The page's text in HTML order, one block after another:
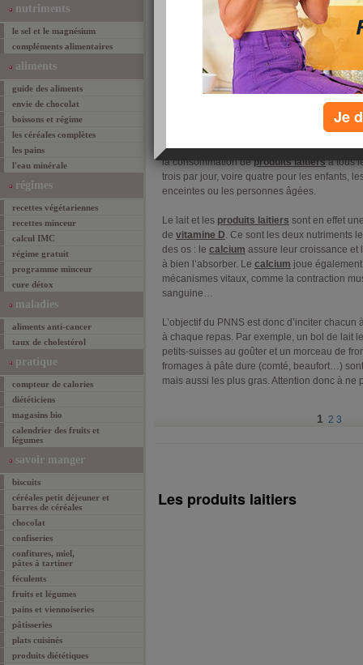
nutriments
le sel et le magnésium
compléments alimentaires
aliments
guide des aliments
envie de chocolat
boissons et régime
les céréales complètes
les pains
l'eau minérale
régimes
recettes végétariennes
recettes minceur
calcul IMC
régime gratuit
programme minceur
cure détox
maladies
aliments anti-cancer
taux de cholestérol
pratique
compteur de calories
diététiciens
magasins bio
calendrier des fruits et
légumes
savoir manger
biscuits
céréales petit déjeuner et
barres de céréales
chocolat
confiseries
confitures, miel,
pâtes à tartiner
féculents
fruits et légumes
pains et viennoiseries
pâtisseries
plats cuisinés
produits diététiques
Trois produits laitiers par jour… ou
Le
lait
Depuis de longues années, le lait et les
recommandations santé. Le Programme
la consommation deproduits laitiersà tous
trois par jour, voire quatre pour les enfants,
enceintes ou les personnes âgées.
Le lait et les produits laitiers sont en effet
de vitamine D. Ce sont les deux nutriments
des os : le calcium assure leur croissance et
à bien l’absorber. Le calcium joue
mécanismes vitaux, comme la contraction
sanguine…
L’objectif du PNNS est donc d’inciter
à chaque repas. Par exemple, un bol de lait
petits-suisses au goûter et un morceau de
fromages à pâte dure (comté, beaufort…)
mais aussi les plus gras. Attention donc à ne
1 2 3
Les produits laitiers
Je